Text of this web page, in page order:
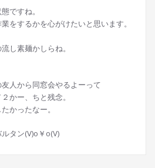
ですね。
をするかを心がけたいと思います。
し素麺かしらね。
人から同窓会やるよーって
かー、ちと残念。
かったなー。
タン(V)o￥o(V)